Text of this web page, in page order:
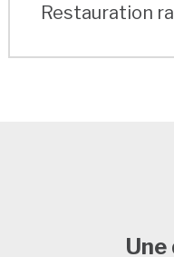
Restauration
Une